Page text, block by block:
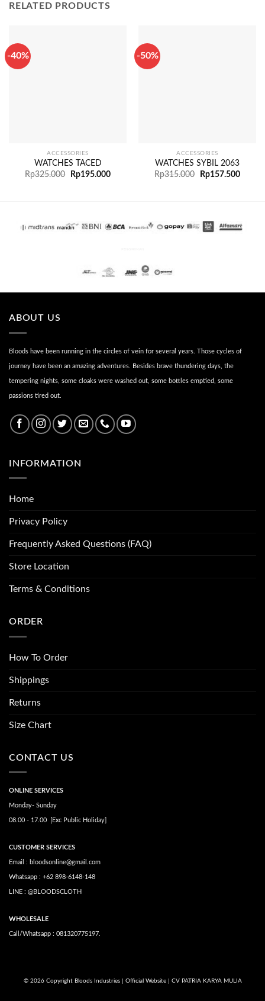
RELATED PRODUCTS
-40%
ACCESSORIES
WATCHES TACED
Rp325.000 Rp195.000
-50%
ACCESSORIES
WATCHES SYBIL 2063
Rp315.000 Rp157.500
ABOUT US
Bloods have been running in the circles of vein for several years. Those cycles of
journey have been an amazing adventures. Besides brave thundering days, the
tempering nights, some cloaks were washed out, some bottles emptied, some
passions tired out.
INFORMATION
Home
Privacy Policy
Frequently Asked Questions (FAQ)
Store Location
Terms & Conditions
ORDER
How To Order
Shippings
Returns
Size Chart
CONTACT US
ONLINE SERVICES
Monday- Sunday
08.00 - 17.00 [Exc Public Holiday]
CUSTOMER SERVICES
Email : bloodsonline@gmail.com
Whatsapp : +62 898-6148-148
LINE : @BLOODSCLOTH
WHOLESALE
Call/Whatsapp : 081320775197.
© 2026 Copyright Bloods Industries | Official Website | CV PATRIA KARYA MULIA